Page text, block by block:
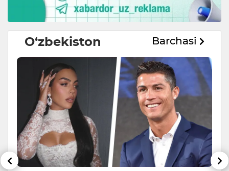
O‘zbekiston Barchasi